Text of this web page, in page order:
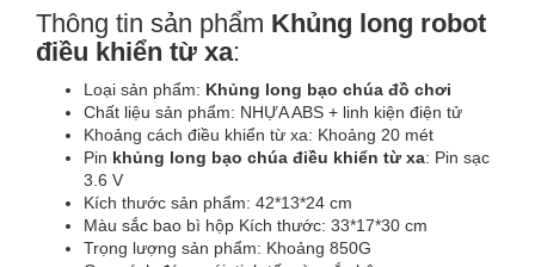
Thông tin sản phẩm Khủng long robot
điều khiển từ xa:
Loại sản phẩm: Khủng long bạo chúa đồ chơi
Chất liệu sản phẩm: NHỰA ABS + linh kiện điện tử
Khoảng cách điều khiển từ xa: Khoảng 20 mét
Pin khủng long bạo chúa điều khiển từ xa: Pin sạc
3.6 V
Kích thước sản phẩm: 42*13*24 cm
Màu sắc bao bì hộp Kích thước: 33*17*30 cm
Trọng lượng sản phẩm: Khoảng 850G